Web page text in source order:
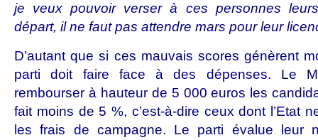
je veux pouvoir verser à ces personnes
départ, il ne faut pas attendre mars pour leur
D’autant que si ces mauvais scores génèrent
parti doit faire face à des dépenses. Le
rembourser à hauteur de 5 000 euros les
fait moins de 5 %, c’est-à-dire ceux dont l’Etat
les frais de campagne. Le parti évalue leur